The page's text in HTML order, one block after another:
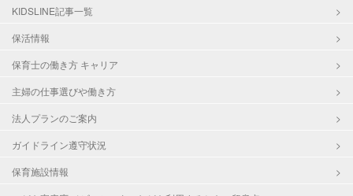
KIDSLINE記事一覧
保活情報
保育士の働き方 キャリア
主婦の仕事選びや働き方
法人プランのご案内
ガイドライン遵守状況
保育施設情報